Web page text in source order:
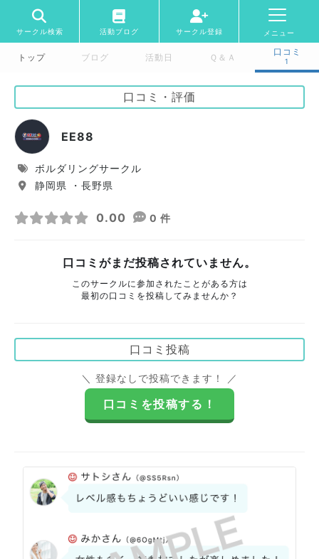
サークル検索 活動ブログ サークル登録 メニュー
トップ ブログ 活動日 Ｑ＆Ａ
口コミ
1
口コミ・評価
EE88
ボルダリングサークル
静岡県 ・長野県
0.00 0 件
口コミがまだ投稿されていません。
このサークルに参加されたことがある方は
最初の口コミを投稿してみませんか？
口コミ投稿
＼ 登録なしで投稿できます！ ／
口コミを投稿する！